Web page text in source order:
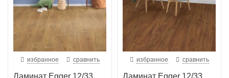
избранное сравнить
Ламинат Egger 12/33
избранное сравнить
Ламинат Egger 12/33